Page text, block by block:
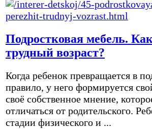
Подростковая мебель.
трудный возраст?
Когда ребенок превращается в
правило, у него формируется
своё собственное мнение,
отличаться от родительского.
стадии физического и ...